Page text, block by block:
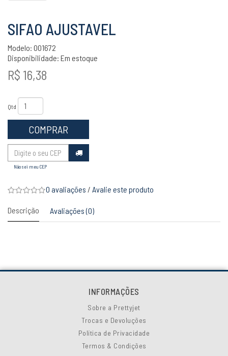
SIFAO AJUSTAVEL
Modelo: 001672
Disponibilidade: Em estoque
R$ 16,38
Qtd
COMPRAR
Não sei meu CEP
0 avaliações / Avalie este produto
Descrição Avaliações (0)
INFORMAÇÕES
Sobre a Prettyjet
Trocas e Devoluções
Política de Privacidade
Termos & Condições